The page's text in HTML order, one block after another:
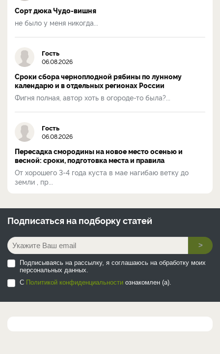
Сорт дюка Чудо-вишня
не было у меня никогда...
Гость
06.08.2026
Сроки сбора черноплодной рябины по лунному
календарю и в отдельных регионах России
Фигня полная, автор хоть в огороде-то была?...
Гость
06.08.2026
Пересадка смородины на новое место осенью и
весной: сроки, подготовка места и правила
От хорошего 3-4 года куста в мае нагибаю ветку до
земли , пр...
Подписаться на подборку статей
>
Подписываясь на рассылку, я соглашаюсь на обработку моих
персональных данных.
С Политикой конфиденциальности ознакомлен (а).